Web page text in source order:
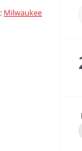
Milwaukee